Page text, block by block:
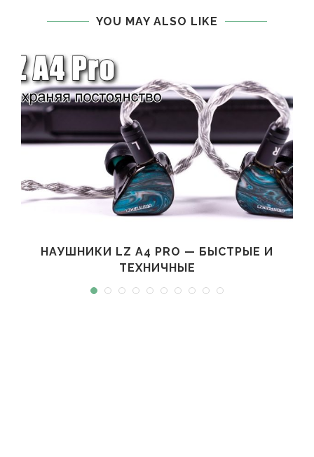
YOU MAY ALSO LIKE
НАУШНИКИ LZ A4 PRO — БЫСТРЫЕ И
ТЕХНИЧНЫЕ